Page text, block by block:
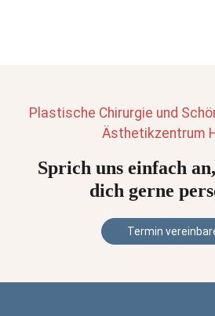
Plastische Chirurgie und
Ästhetikzentrum
Sprich uns einfach
dich gerne
Termin